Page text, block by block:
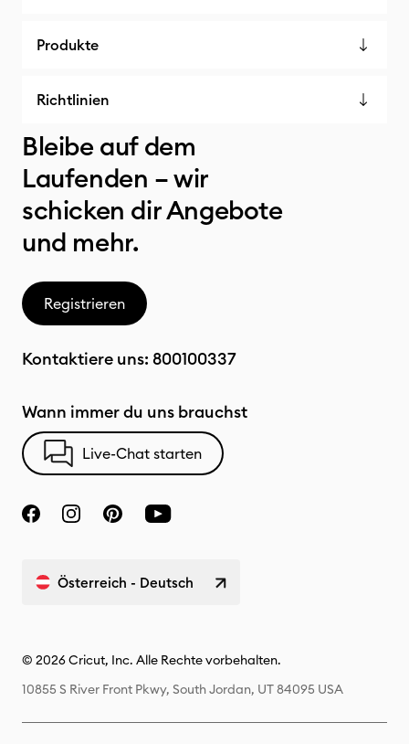
Produkte
Richtlinien
Bleibe auf dem
Laufenden – wir
schicken dir Angebote
und mehr.
Registrieren
Kontaktiere uns: 800100337
Wann immer du uns brauchst
Live-Chat starten
Österreich - Deutsch
© 2026 Cricut, Inc. Alle Rechte vorbehalten.
10855 S River Front Pkwy, South Jordan, UT 84095 USA